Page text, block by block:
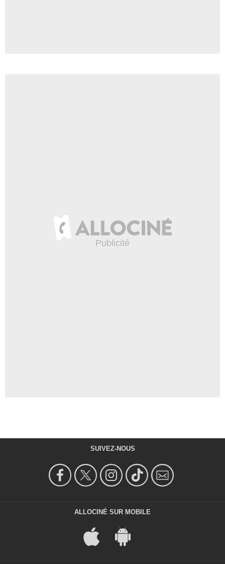
SUIVEZ-NOUS
ALLOCINÉ SUR MOBILE